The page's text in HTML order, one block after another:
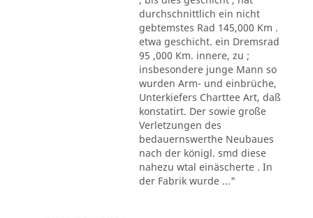
durchschnittlich ein nicht
gebtemstes Rad 145,000 Km .
etwa geschicht. ein Dremsrad
95 ,000 Km. innere, zu ;
insbesondere junge Mann so
wurden Arm- und einbrüche,
Unterkiefers Charttee Art, daß
konstatirt. Der sowie große
Verletzungen des
bedauernswerthe Neubaues
nach der königl. smd diese
nahezu wtal einäscherte . In
der Fabrik wurde ..."